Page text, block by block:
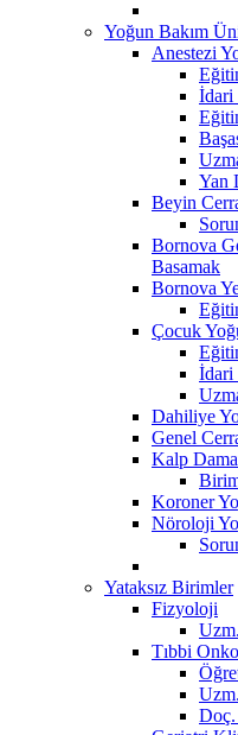
Yoğun Bakım
Anestezi
İdari
Yan
Beyin
Bornova
Basamak
Bornova
Çocuk
İdari
Dahiliye
Genel
Kalp
Koroner
Nöroloji
Yataksız Birimler
Fizyoloji
Tıbbi